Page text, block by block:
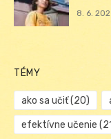
8. 6.
TÉMY
ako sa učiť(20)
efektívne učenie